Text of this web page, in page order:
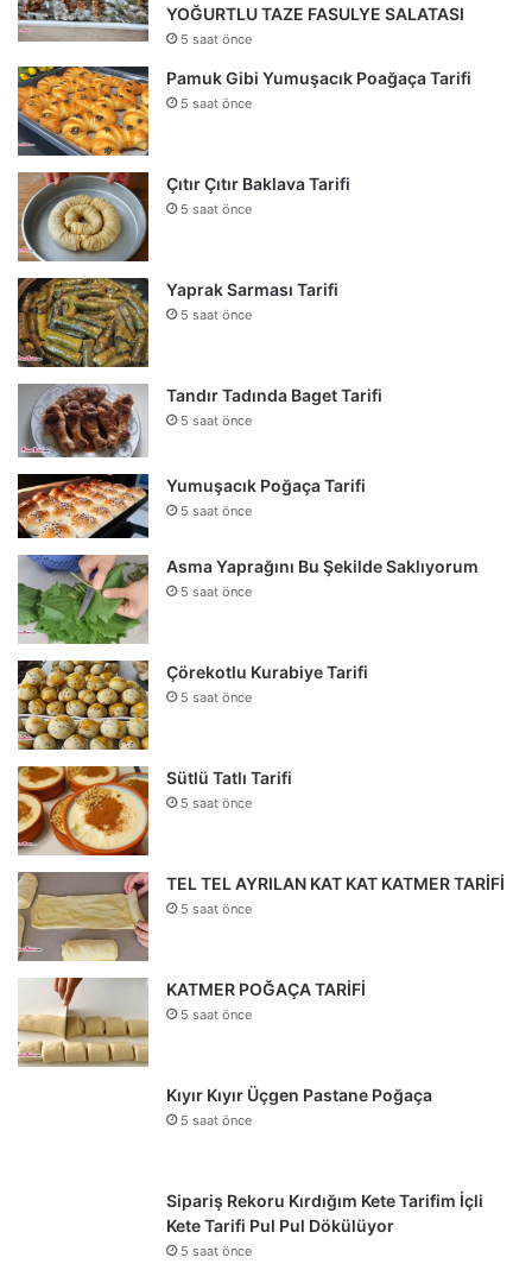
YOĞURTLU TAZE FASULYE SALATASI
5 saat önce
Pamuk Gibi Yumuşacık Poağaça Tarifi
5 saat önce
Çıtır Çıtır Baklava Tarifi
5 saat önce
Yaprak Sarması Tarifi
5 saat önce
Tandır Tadında Baget Tarifi
5 saat önce
Yumuşacık Poğaça Tarifi
5 saat önce
Asma Yaprağını Bu Şekilde Saklıyorum
5 saat önce
Çörekotlu Kurabiye Tarifi
5 saat önce
Sütlü Tatlı Tarifi
5 saat önce
TEL TEL AYRILAN KAT KAT KATMER TARİFİ
5 saat önce
KATMER POĞAÇA TARİFİ
5 saat önce
Kıyır Kıyır Üçgen Pastane Poğaça
5 saat önce
Sipariş Rekoru Kırdığım Kete Tarifim İçli
Kete Tarifi Pul Pul Dökülüyor
5 saat önce